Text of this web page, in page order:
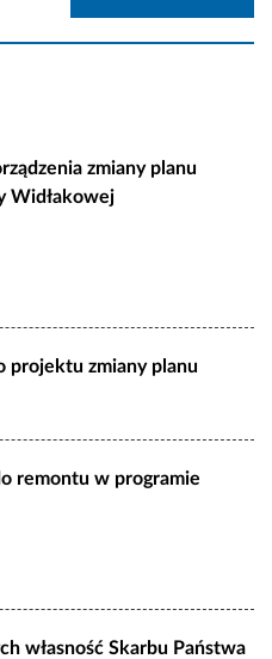
zmiany planu
Widłakowej
projektu zmiany planu
remontu w programie
własność Skarbu Państwa